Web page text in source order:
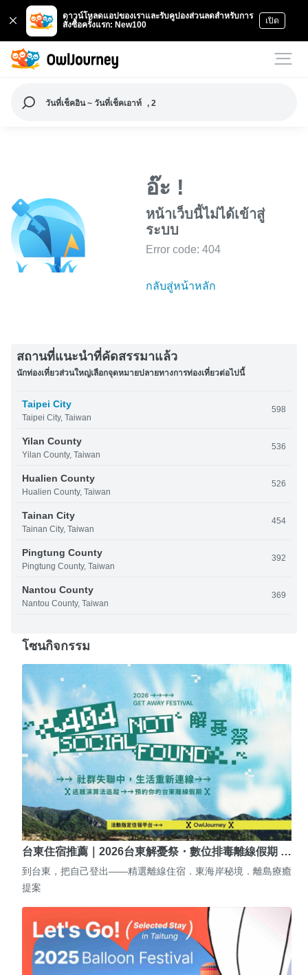
ดาวน์โหลดแอปของเราและรับคูปองส่วนลดสำหรับการ
สั่งซื้อครั้งแรก: New100
เปิด
วันที่เช็คอิน ~ วันที่เช็คเอาท์ , 2
อ๊ะ !
หน้าเว็บนี้ไม่ได้เข้าสู่
ระบบ
Error code: 404
กลับสู่หน้าหลัก
สถานที่แนะนำที่คัดสรรมาแล้ว
นักท่องเที่ยวส่วนใหญ่เลือกจุดหมายปลายทางการท่องเที่ยวต่อไปนี้
Taipei City
Taipei City, Taiwan
598
Yilan County
Yilan County, Taiwan
536
Hualien County
Hualien County, Taiwan
526
Tainan City
Tainan City, Taiwan
454
Pingtung County
Pingtung County, Taiwan
392
Nantou County
Nantou County, Taiwan
369
โซนกิจกรรม
台東住宿推薦｜2026台東解憂祭・數位排毒離線假期 …
到台東，把自己登出——精選離線住宿．東海岸秘境．離島療癒
提案